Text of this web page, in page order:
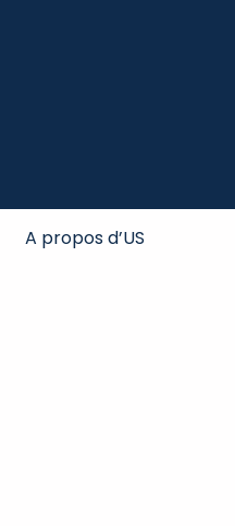
A propos d’US